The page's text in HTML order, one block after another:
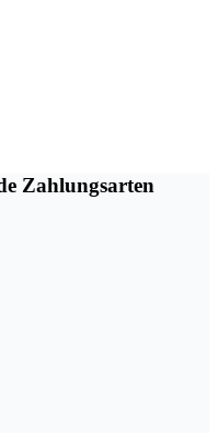
Zahlungsarten